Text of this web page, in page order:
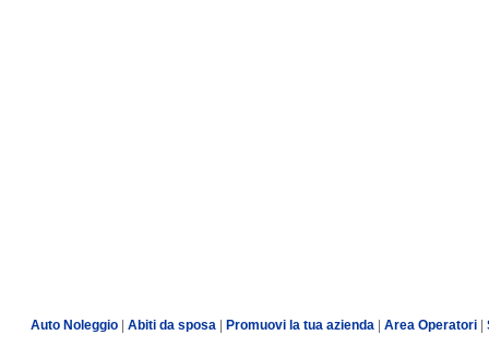
Auto Noleggio Abiti da sposa Promuovi la tua azienda Area Operatori